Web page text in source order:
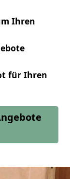
Ihren
für Ihren